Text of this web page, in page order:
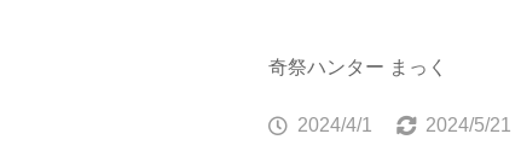
奇祭ハンター まっく
2024/4/1 2024/5/21